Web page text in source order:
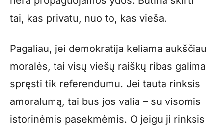
tai, kas privatu, nuo to, kas vieša.
Pagaliau, jei demokratija keliama aukščiau
moralės, tai visų viešų raiškų ribas galima
spręsti tik referendumu. Jei tauta rinksis
amoralumą, tai bus jos valia – su visomis
istorinėmis pasekmėmis. O jeigu ji rinksis